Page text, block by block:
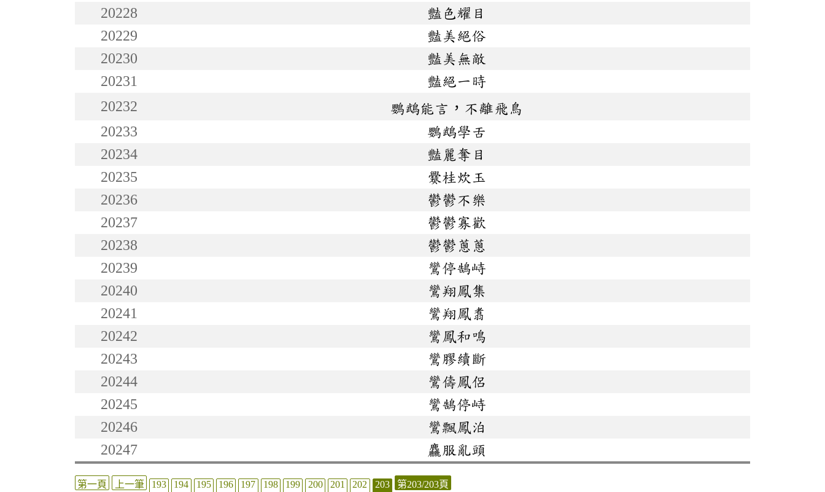
20228
豔色耀目
20229
豔美絕俗
20230
豔美無敵
20231
豔絕一時
20232
鸚鵡能言，不離飛鳥
20233
鸚鵡學舌
20234
豔麗奪目
20235
爨桂炊玉
20236
鬱鬱不樂
20237
鬱鬱寡歡
20238
鬱鬱蔥蔥
20239
鸞停鵠峙
20240
鸞翔鳳集
20241
鸞翔鳳翥
20242
鸞鳳和鳴
20243
鸞膠續斷
20244
鸞儔鳳侶
20245
鸞鵠停峙
20246
鸞飄鳳泊
20247
麤服亂頭
第一頁 上一筆 193 194 195 196 197 198 199 200 201 202 203 第203/203頁